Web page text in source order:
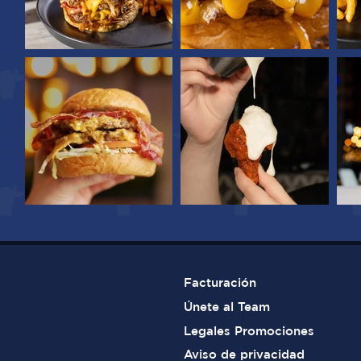
Facturación
​Únete al Team
Legales Promociones
Aviso de privacidad